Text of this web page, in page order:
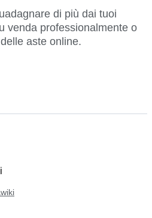
di più dai tuoi
venda professionalmente o
aste online.